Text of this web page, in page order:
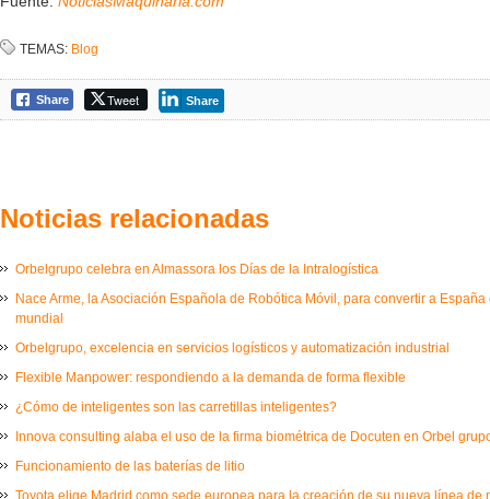
TEMAS: Blog
Share Tweet Share
Noticias relacionadas
Orbelgrupo celebra en Almassora los Días de la Intralogística
Nace Arme, la Asociación Española de Robótica Móvil, para convertir a
mundial
Orbelgrupo, excelencia en servicios logísticos y automatización industrial
Flexible Manpower: respondiendo a la demanda de forma flexible
¿Cómo de inteligentes son las carretillas inteligentes?
Innova consulting alaba el uso de la firma biométrica de Docuten en Orbel
Funcionamiento de las baterías de litio